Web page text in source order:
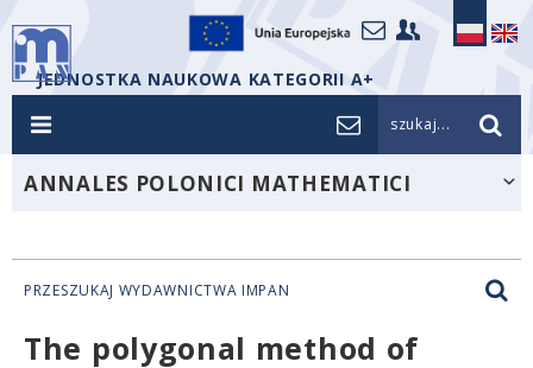
JEDNOSTKA NAUKOWA KATEGORII A+
szukaj...
ANNALES POLONICI MATHEMATICI
PRZESZUKAJ WYDAWNICTWA IMPAN
The polygonal method of